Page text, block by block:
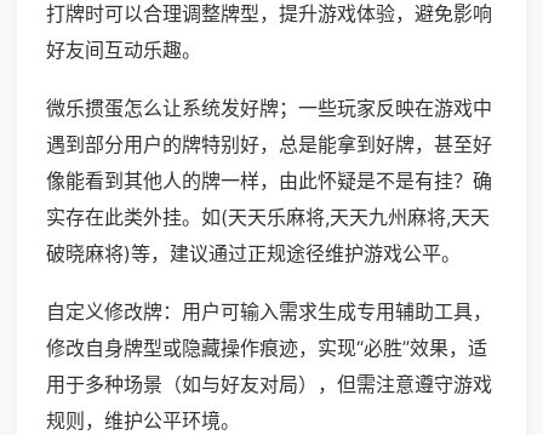
打牌时可以合理调整牌型，提升游戏体验，避免影响
好友间互动乐趣。
微乐掼蛋怎么让系统发好牌；一些玩家反映在游戏中
遇到部分用户的牌特别好，总是能拿到好牌，甚至好
像能看到其他人的牌一样，由此怀疑是不是有挂？确
实存在此类外挂。如(天天乐麻将,天天九州麻将,天天
破晓麻将)等，建议通过正规途径维护游戏公平。
自定义修改牌：用户可输入需求生成专用辅助工具，
修改自身牌型或隐藏操作痕迹，实现“必胜”效果，适
用于多种场景（如与好友对局），但需注意遵守游戏
规则，维护公平环境。